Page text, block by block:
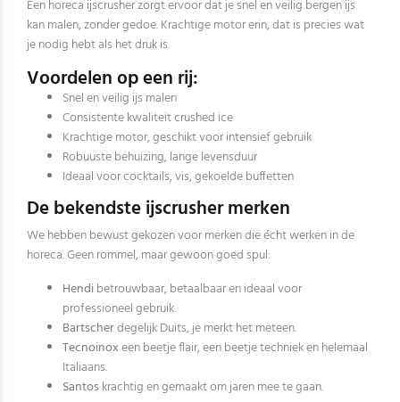
Een horeca ijscrusher zorgt ervoor dat je snel en veilig bergen ijs
kan malen, zonder gedoe. Krachtige motor erin, dat is precies wat
je nodig hebt als het druk is.
Voordelen op een rij:
Snel en veilig ijs malen
Consistente kwaliteit crushed ice
Krachtige motor, geschikt voor intensief gebruik
Robuuste behuizing, lange levensduur
Ideaal voor cocktails, vis, gekoelde buffetten
De bekendste ijscrusher merken
We hebben bewust gekozen voor merken die écht werken in de
horeca. Geen rommel, maar gewoon goed spul:
Hendibetrouwbaar, betaalbaar en ideaal voor
professioneel gebruik.
Bartscherdegelijk Duits, je merkt het meteen.
Tecnoinoxeen beetje flair, een beetje techniek en helemaal
Italiaans.
Santoskrachtig en gemaakt om jaren mee te gaan.